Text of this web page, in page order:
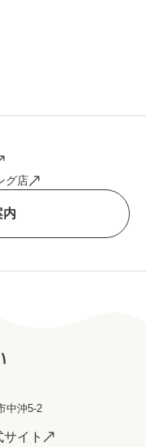
グ店
中沖5-2
イト